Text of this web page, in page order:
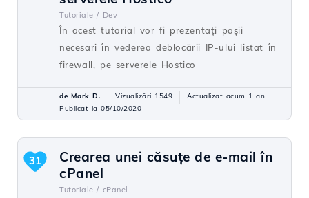
Tutoriale / Dev
În acest tutorial vor fi prezentați pașii
necesari în vederea deblocării IP-ului listat în
firewall, pe serverele Hostico
de Mark D. Vizualizări 1549
Actualizat acum 1 an
Publicat la 05/10/2020
Crearea unei căsuţe de e-mail în
cPanel
Tutoriale / cPanel
31